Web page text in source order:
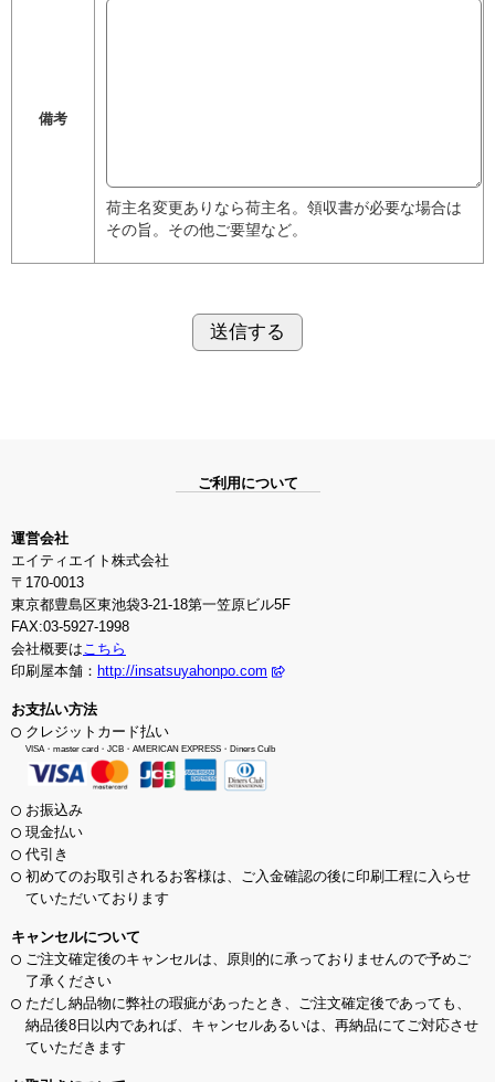
備考
荷主名変更ありなら荷主名。領収書が必要な場合は
その旨。その他ご要望など。
ご利用について
運営会社
エイティエイト株式会社
〒170-0013
東京都豊島区東池袋3-21-18第一笠原ビル5F
FAX:03-5927-1998
会社概要はこちら
印刷屋本舗： http://insatsuyahonpo.com
お支払い方法
クレジットカード払い
VISA・master card・JCB・AMERICAN EXPRESS・Diners Culb
お振込み
現金払い
代引き
初めてのお取引されるお客様は、ご入金確認の後に印刷工程に入らせ
ていただいております
キャンセルについて
ご注文確定後のキャンセルは、原則的に承っておりませんので予めご
了承ください
ただし納品物に弊社の瑕疵があったとき、ご注文確定後であっても、
納品後8日以内であれば、キャンセルあるいは、再納品にてご対応させ
ていただきます